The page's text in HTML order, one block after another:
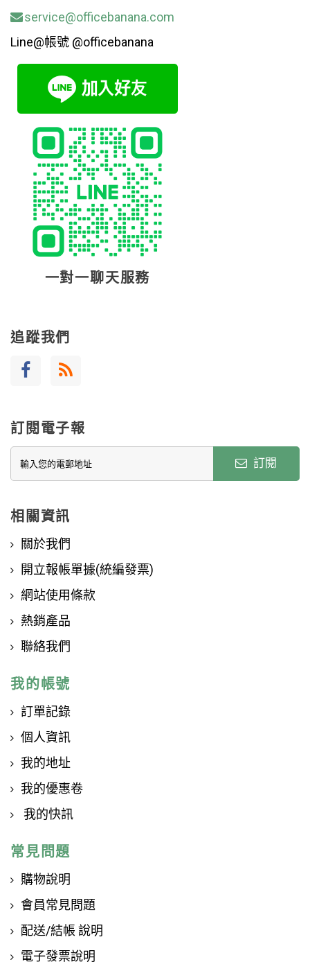
service@officebanana.com
Line@帳號 @officebanana
一對一聊天服務
追蹤我們
訂閱電子報
訂閱
相關資訊
關於我們
開立報帳單據(統編發票)
網站使用條款
熱銷產品
聯絡我們
我的帳號
訂單記錄
個人資訊
我的地址
我的優惠卷
我的快訊
常見問題
購物說明
會員常見問題
配送/結帳 說明
電子發票說明